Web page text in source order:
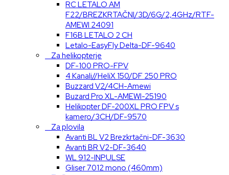
RC LETALO AM
F22/BREZKRTAČNI/3D/6G/2,4GHz/RTF-
AMEWI 24091
F16B LETALO 2 CH
Letalo-EasyFly Delta-DF-9640
Za helikopterje
DF-100 PRO-FPV
4 Kanali//HeliX 150/DF 250 PRO
Buzzard V2/4CH-Amewi
Buzard Pro XL-AMEWI-25190
Helikopter DF-200XL PRO FPV s
kamero/3CH/DF-9570
Za plovila
Avanti BL V2 Brezkrtačni-DF-3630
Avanti BR V2-DF-3640
WL 912-INPULSE
Gliser 7012 mono (460mm)